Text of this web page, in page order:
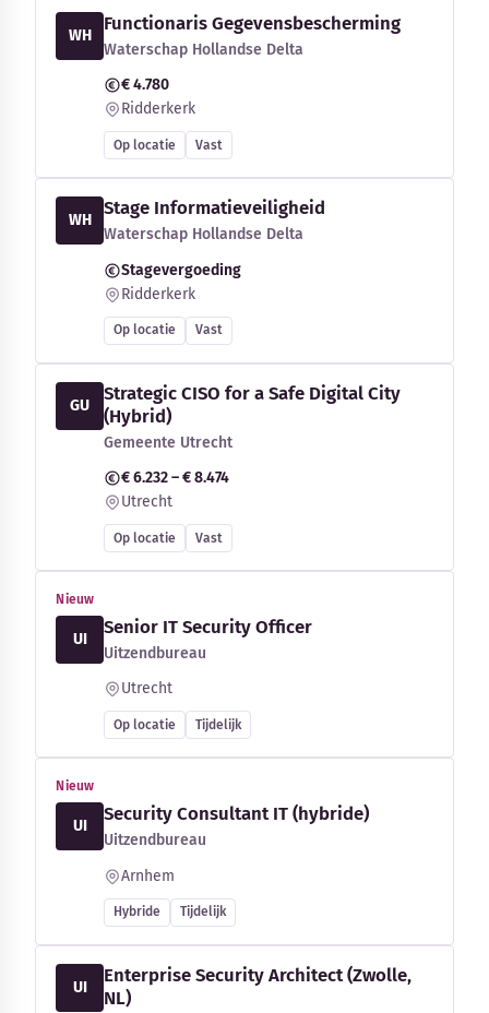
WH
Functionaris Gegevensbescherming
Waterschap Hollandse Delta
€ 4.780
Ridderkerk
Op locatie Vast
WH
Stage Informatieveiligheid
Waterschap Hollandse Delta
Stagevergoeding
Ridderkerk
Op locatie Vast
GU
Strategic CISO for a Safe Digital City
(Hybrid)
Gemeente Utrecht
€ 6.232 – € 8.474
Utrecht
Op locatie Vast
Nieuw
UI
Senior IT Security Officer
Uitzendbureau
Utrecht
Op locatie Tijdelijk
Nieuw
UI
Security Consultant IT (hybride)
Uitzendbureau
Arnhem
Hybride Tijdelijk
UI
Enterprise Security Architect (Zwolle,
NL)